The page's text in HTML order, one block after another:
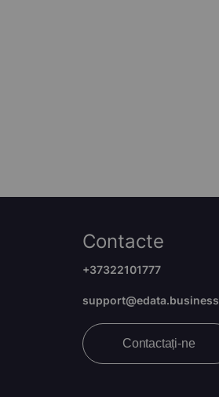
Contacte
+37322101777
support@edata.business
Contactați-ne